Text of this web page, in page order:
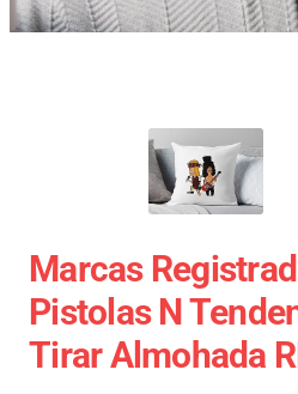
Marcas
Pistolas N
Tirar Almohada